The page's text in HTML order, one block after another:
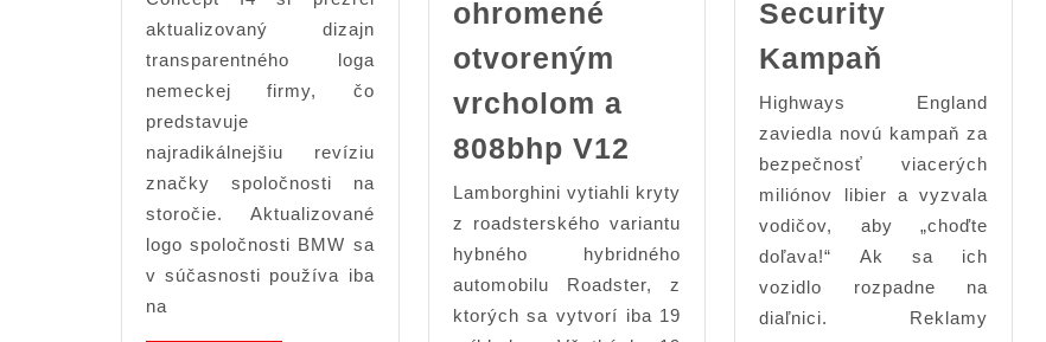
logo
BMW
aktualizovaný dizajn
transparentného loga
nemeckej firmy, čo
predstavuje
najradikálnejšiu revíziu
značky spoločnosti na
storočie. Aktualizované
logo spoločnosti BMW sa
v súčasnosti používa iba
na
ohromené
otvoreným
vrcholom a
808bhp V12
Lamborghini
Sian
Roadster
sú
sady
Lamborghini vytiahli kryty
z roadsterského variantu
hybného hybridného
automobilu Roadster, z
ktorých sa vytvorí iba 19
Security
Kampaň
predstavuje
„Go
Dopad!“
Wise
Diaľnica
Security
Kampaň
Highways England
zaviedla novú kampaň za
bezpečnosť viacerých
miliónov libier a vyzvala
vodičov, aby „choďte
doľava!“ Ak sa ich
vozidlo rozpadne na
diaľnici. Reklamy